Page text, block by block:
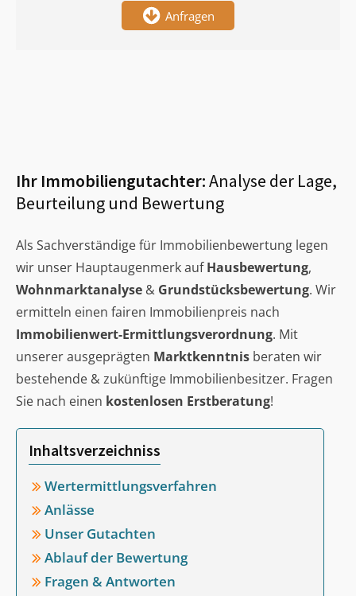
Anfragen
Ihr Immobiliengutachter:Analyse der Lage,
Beurteilung und Bewertung
Als Sachverständige für Immobilienbewertung legen
wir unser Hauptaugenmerk aufHausbewertung,
Wohnmarktanalyse & Grundstücksbewertung. Wir
ermitteln einen fairen Immobilienpreis nach
Immobilienwert-Ermittlungsverordnung. Mit
unserer ausgeprägten Marktkenntnis beraten wir
bestehende & zukünftige Immobilienbesitzer. Fragen
Sie nach einen kostenlosen Erstberatung!
Inhaltsverzeichniss
Wertermittlungsverfahren
Anlässe
Unser Gutachten
Ablauf der Bewertung
Fragen & Antworten